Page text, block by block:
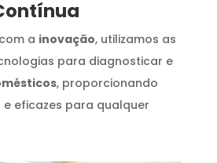
a inovação, utilizamos as
para diagnosticar e
, proporcionando
eficazes para qualquer